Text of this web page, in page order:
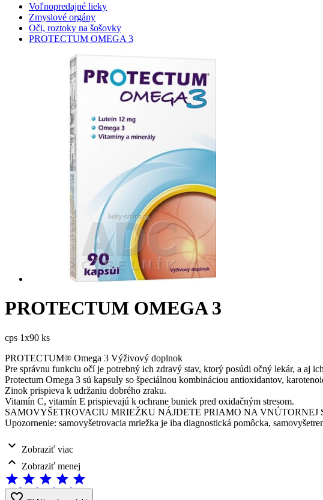
Voľnopredajné lieky
Zmyslové orgány
Oči, roztoky na šošovky
PROTECTUM OMEGA 3
PROTECTUM OMEGA 3
cps 1x90 ks
PROTECTUM® Omega 3 Výživový doplnok
Pre správnu funkciu očí je potrebný ich zdravý stav, ktorý posúdi očný lekár, a aj
Protectum Omega 3 sú kapsuly so špeciálnou kombináciou antioxidantov,
Zinok prispieva k udržaniu dobrého zraku.
Vitamín C, vitamín E prispievajú k ochrane buniek pred oxidačným stresom.
SAMOVYŠETROVACIU MRIEŽKU NÁJDETE PRIAMO NA VNÚTORNEJ
Upozornenie: samovyšetrovacia mriežka je iba diagnostická pomôcka,
expand_more Zobraziť viac
expand_less Zobraziť menej
star star star star star